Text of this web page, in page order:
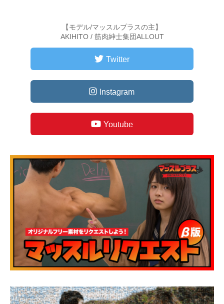
【モデル/マッスルプラスの主】
AKIHITO / 筋肉紳士集団ALLOUT
Twitter
Instagram
Youtube